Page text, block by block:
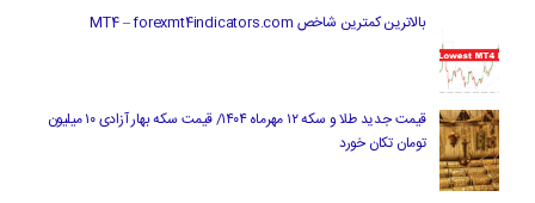
بالاترین کمترین شاخص MT4 – forexmt4indicators.com
قیمت جدید طلا و سکه ۱۲ مهرماه ۱۴۰۴/ قیمت سکه بهار آزادی ۱۰ میلیون
تومان تکان خورد